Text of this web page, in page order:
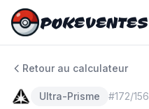
POKEVENTES
POKEVENTES
Retour au calculateur
Ultra-Prisme #172/156